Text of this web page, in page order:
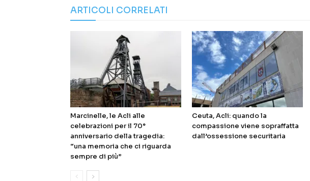
ARTICOLI CORRELATI
Marcinelle, le Acli alle
celebrazioni per il 70°
anniversario della tragedia:
“una memoria che ci riguarda
sempre di più”
Ceuta, Acli: quando la
compassione viene sopraffatta
dall’ossessione securitaria